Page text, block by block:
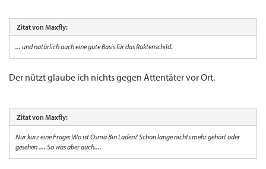
Zitat von Maxfly:
... und natürlich auch eine gute Basis für das Raktenschild.
Der nützt glaube ich nichts gegen Attentäter vor Ort.
Zitat von Maxfly:
Nur kurz eine Frage: Wo ist Osma Bin Laden? Schon lange nichts mehr gehört oder
gesehen .... So was aber auch....